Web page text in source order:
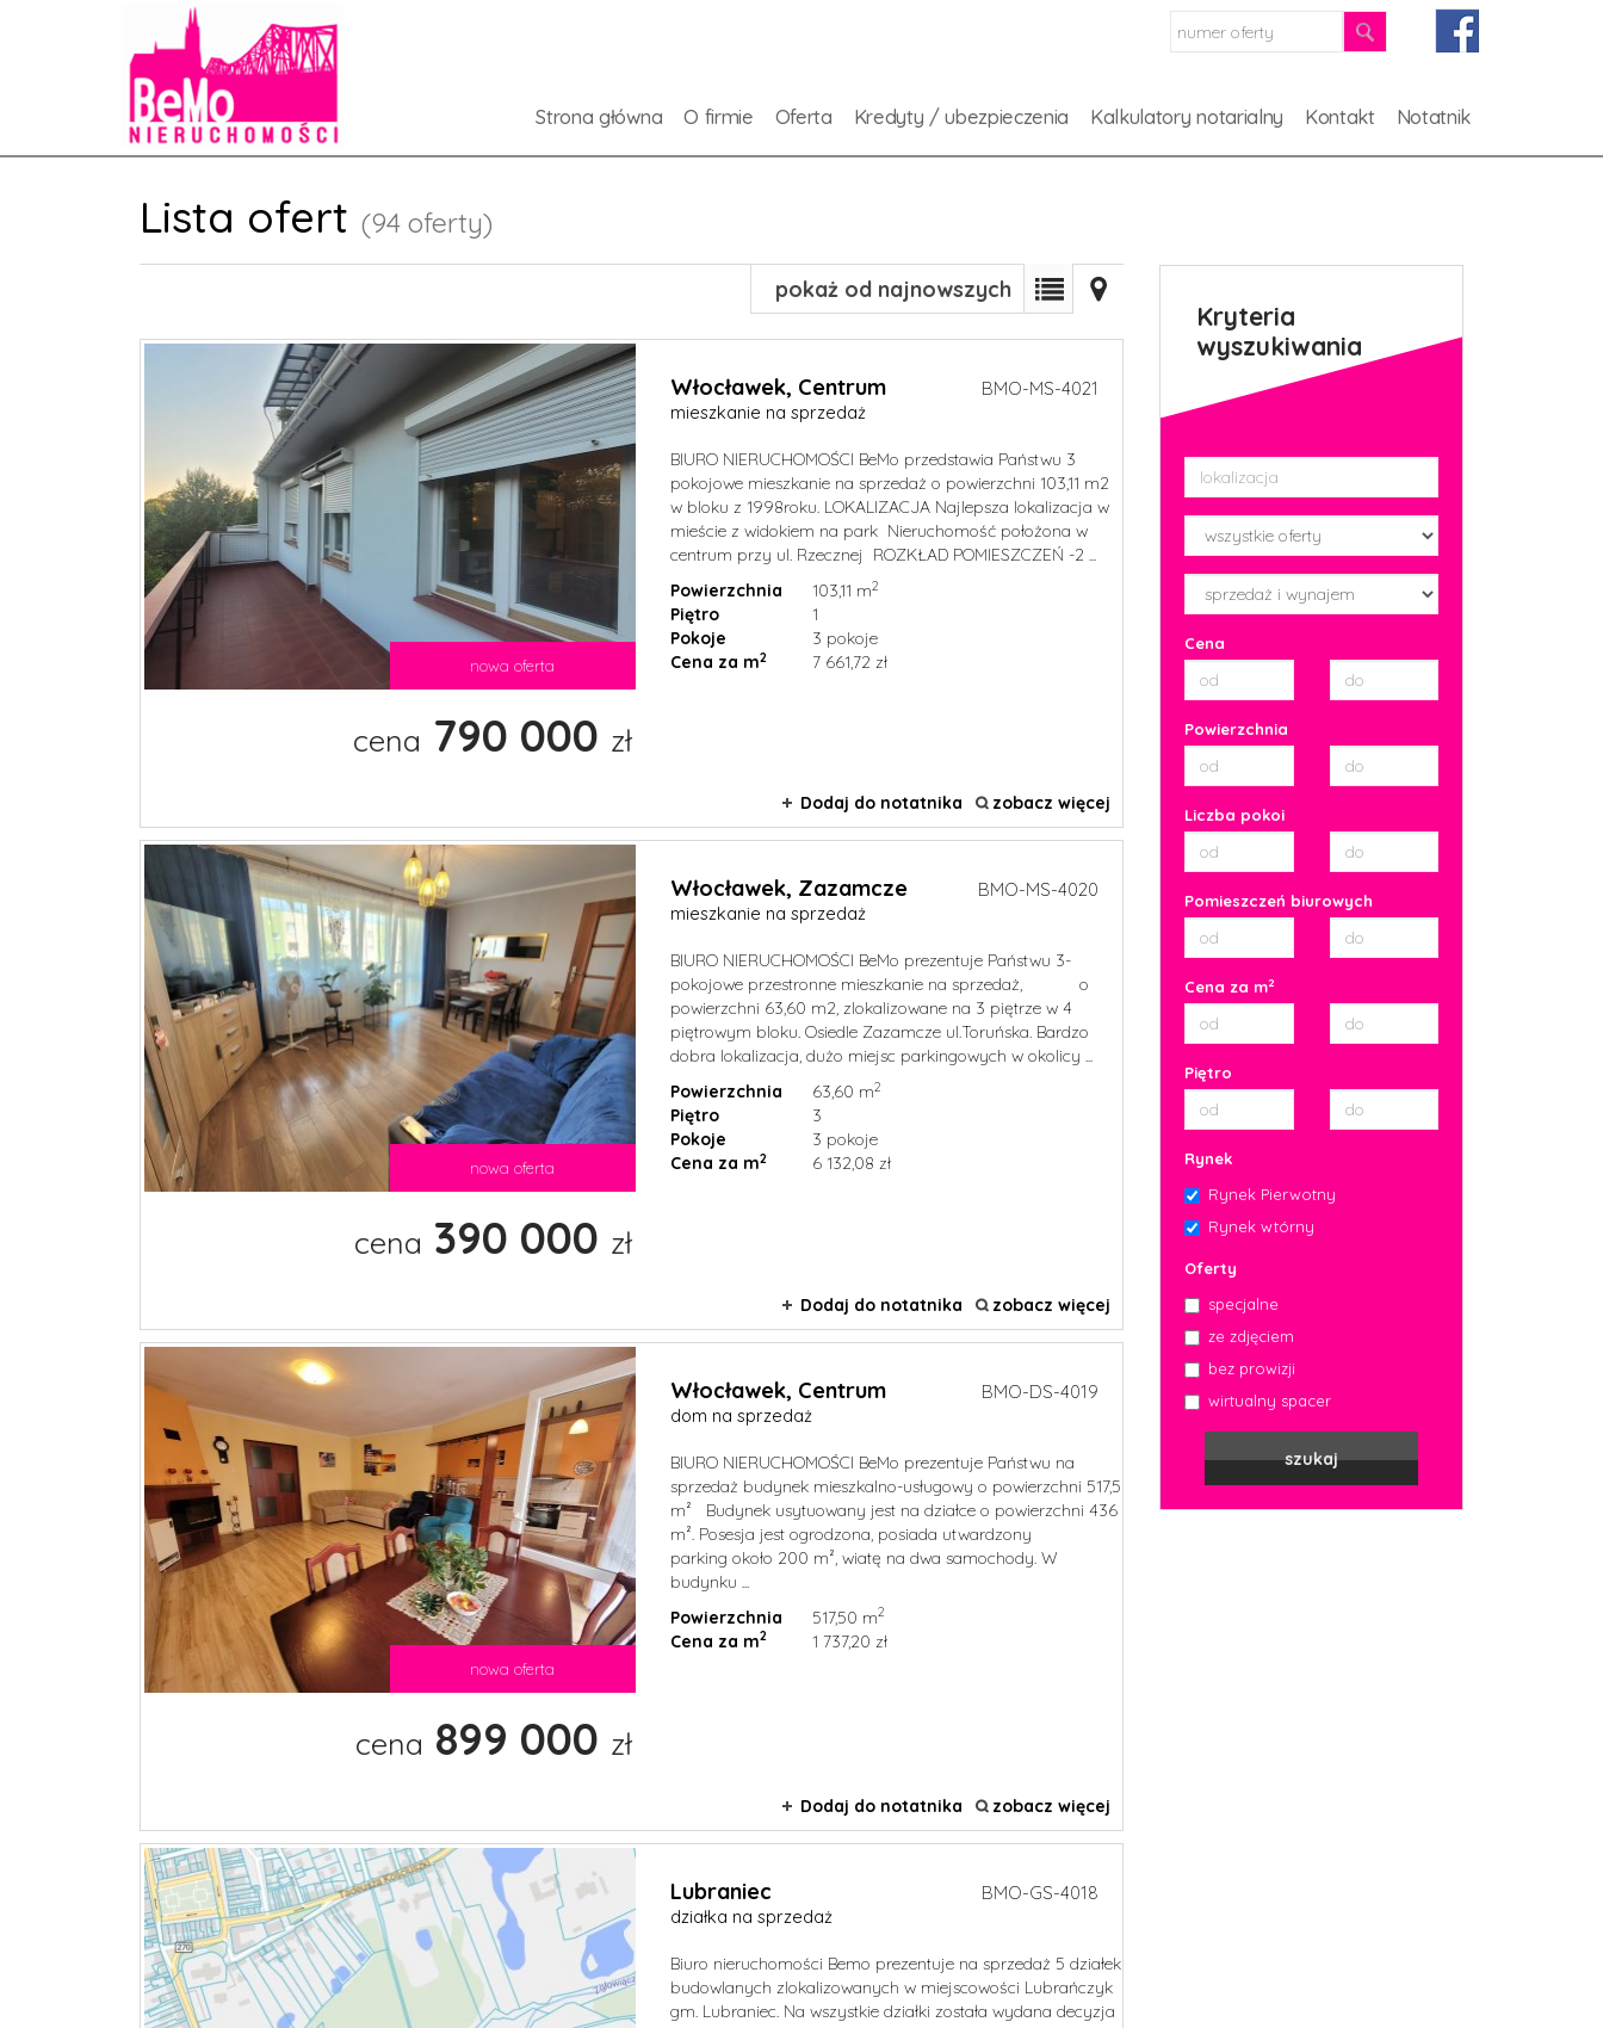
Strona główna O firmie Oferta Kredyty / ubezpieczenia Kalkulatory notarialny Kontakt Notatnik
Lista ofert (94 oferty)
pokaż od najnowszych
nowa oferta
Włocławek, Centrum
mieszkanie na sprzedaż
BMO-MS-4021
BIURO NIERUCHOMOŚCI BeMo przedstawia Państwu 3
pokojowe mieszkanie na sprzedaż o powierzchni 103,11 m2
w bloku z 1998roku. LOKALIZACJA Najlepsza lokalizacja w
mieście z widokiem na park Nieruchomość położona w
centrum przy ul. Rzecznej ROZKŁAD POMIESZCZEŃ -2 ...
Powierzchnia
103,11 m2
Piętro
1
Pokoje
3 pokoje
Cena za m2 7 661,72 zł
cena 790 000 zł
Dodaj do notatnika zobacz więcej
nowa oferta
Włocławek, Zazamcze
mieszkanie na sprzedaż
BMO-MS-4020
BIURO NIERUCHOMOŚCI BeMo prezentuje Państwu 3-
pokojowe przestronne mieszkanie na sprzedaż, o
powierzchni 63,60 m2, zlokalizowane na 3 piętrze w 4
piętrowym bloku. Osiedle Zazamcze ul.Toruńska. Bardzo
dobra lokalizacja, dużo miejsc parkingowych w okolicy ...
Powierzchnia
63,60 m2
Piętro
3
Pokoje
3 pokoje
Cena za m2 6 132,08 zł
cena 390 000 zł
Dodaj do notatnika zobacz więcej
nowa oferta
Włocławek, Centrum
dom na sprzedaż
BMO-DS-4019
BIURO NIERUCHOMOŚCI BeMo prezentuje Państwu na
sprzedaż budynek mieszkalno-usługowy o powierzchni 517,5
m² Budynek usytuowany jest na działce o powierzchni 436
m². Posesja jest ogrodzona, posiada utwardzony
parking około 200 m², wiatę na dwa samochody. W
budynku ...
Powierzchnia
517,50 m2
Cena za m2 1 737,20 zł
cena 899 000 zł
Dodaj do notatnika zobacz więcej
Lubraniec
działka na sprzedaż
BMO-GS-4018
Biuro nieruchomości Bemo prezentuje na sprzedaż 5 działek
budowlanych zlokalizowanych w miejscowości Lubrańczyk
gm. Lubraniec. Na wszystkie działki została wydana decyzja
Kryteria
wyszukiwania
Cena
Powierzchnia
Liczba pokoi
Pomieszczeń biurowych
Cena za m2
Piętro
Rynek
Rynek Pierwotny
Rynek wtórny
Oferty
specjalne
ze zdjęciem
bez prowizji
wirtualny spacer